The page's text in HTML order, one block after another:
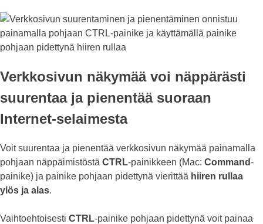
Verkkosivun näkymää voi näppärästi
suurentaa ja pienentää suoraan
Internet-selaimesta
Voit suurentaa ja pienentää verkkosivun näkymää painamalla
pohjaan näppäimistöstä CTRL-painikkeen (Mac: Command-
painike) ja painike pohjaan pidettynä vierittää hiiren rullaa
ylös ja alas.
Vaihtoehtoisesti CTRL-painike pohjaan pidettynä voit painaa